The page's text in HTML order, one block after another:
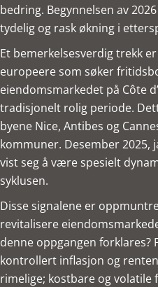
bedring. Begynnelsen av
tydelig og rask økning i
Et bemerkelsesverdig trekk
europeere som søker
eiendomsmarkedet på Côte
tradisjonelt rolig periode.
byene Nice, Antibes og
kommuner. Desember 2025,
vist seg å være spesielt
syklusen.
Disse signalene er
revitalisere
denne oppgangen forklares?
kontrollert inflasjon og
rimelige; kostbare og